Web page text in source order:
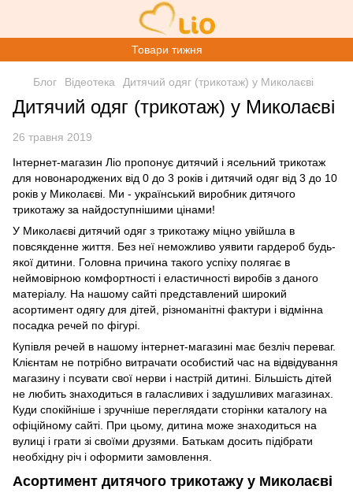
Товари тижня
Блог Відеотека Дитячий одяг (трикотаж) у Миколаєві
Дитячий одяг (трикотаж) у Миколаєві
26 травня 2019
Інтернет-магазин Ліо пропонує дитячий і ясельний трикотаж
для новонароджених від 0 до 3 років і дитячий одяг від 3 до 10
років у Миколаєві. Ми - український виробник дитячого
трикотажу за найдоступнішими цінами!
У Миколаєві дитячий одяг з трикотажу міцно увійшла в
повсякденне життя. Без неї неможливо уявити гардероб будь-
якої дитини. Головна причина такого успіху полягає в
неймовірною комфортності і еластичності виробів з даного
матеріалу. На нашому сайті представлений широкий
асортимент одягу для дітей, різноманітні фактури і відмінна
посадка речей по фігурі.
Купівля речей в нашому інтернет-магазині має безліч переваг.
Клієнтам не потрібно витрачати особистий час на відвідування
магазину і псувати свої нерви і настрій дитині. Більшість дітей
не любить знаходиться в галасливих і задушливих магазинах.
Куди спокійніше і зручніше переглядати сторінки каталогу на
офіційному сайті. При цьому, дитина може знаходиться на
вулиці і грати зі своїми друзями. Батькам досить підібрати
необхідну річ і оформити замовлення.
Асортимент дитячого трикотажу у Миколаєві